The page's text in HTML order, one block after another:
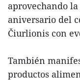
aprovechando
aniversario del
Čiurlionis con
También
productos